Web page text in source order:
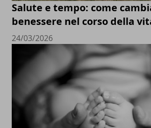
Salute e tempo: come
benessere nel corso della
24/03/2026